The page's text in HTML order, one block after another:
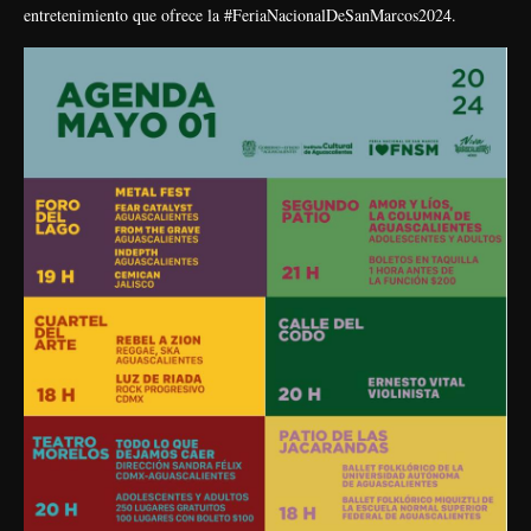
entretenimiento que ofrece la #FeriaNacionalDeSanMarcos2024.